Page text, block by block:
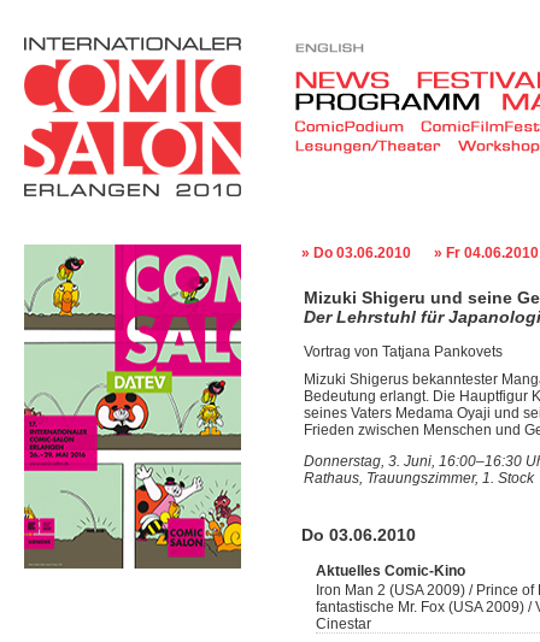
» Do 03.06.2010 » Fr 04.06.2010
Mizuki Shigeru und seine
Der Lehrstuhl für
Vortrag von Tatjana Pankovets
Mizuki Shigerus bekanntester
Bedeutung erlangt. Die Hauptfigur
seines Vaters Medama Oyaji und
Frieden zwischen Menschen und
Donnerstag, 3. Juni, 16:00–16:30
Rathaus, Trauungszimmer, 1. Stock
Do 03.06.2010
Aktuelles Comic-Kino
Iron Man 2 (USA 2009) / Prince
fantastische Mr. Fox (USA 2009)
Cinestar